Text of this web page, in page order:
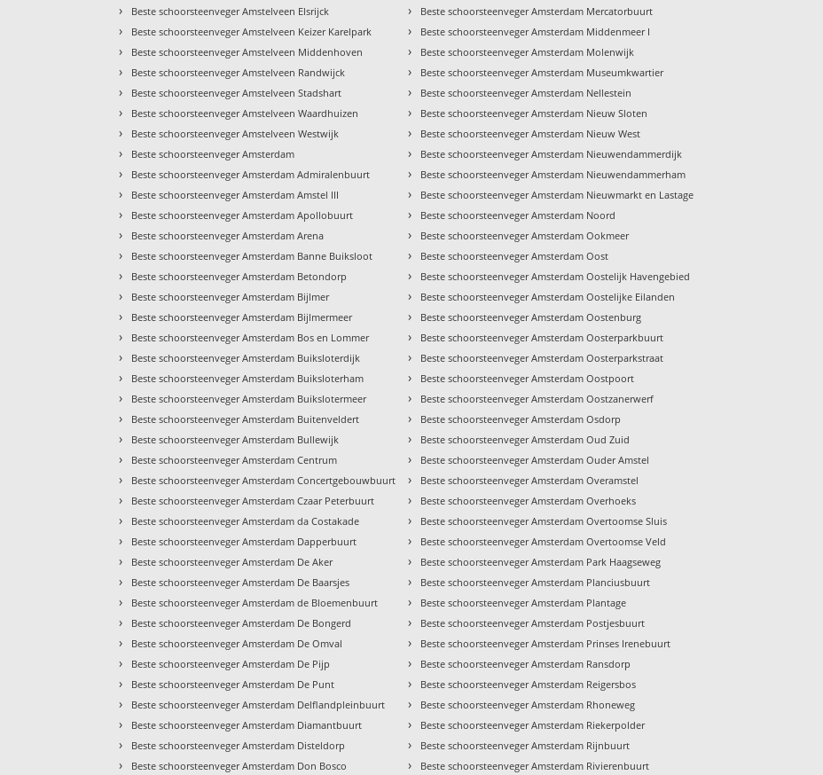
› Beste schoorsteenveger Amstelveen Elsrijck
› Beste schoorsteenveger Amstelveen Keizer Karelpark
› Beste schoorsteenveger Amstelveen Middenhoven
› Beste schoorsteenveger Amstelveen Randwijck
› Beste schoorsteenveger Amstelveen Stadshart
› Beste schoorsteenveger Amstelveen Waardhuizen
› Beste schoorsteenveger Amstelveen Westwijk
› Beste schoorsteenveger Amsterdam
› Beste schoorsteenveger Amsterdam Admiralenbuurt
› Beste schoorsteenveger Amsterdam Amstel III
› Beste schoorsteenveger Amsterdam Apollobuurt
› Beste schoorsteenveger Amsterdam Arena
› Beste schoorsteenveger Amsterdam Banne Buiksloot
› Beste schoorsteenveger Amsterdam Betondorp
› Beste schoorsteenveger Amsterdam Bijlmer
› Beste schoorsteenveger Amsterdam Bijlmermeer
› Beste schoorsteenveger Amsterdam Bos en Lommer
› Beste schoorsteenveger Amsterdam Buiksloterdijk
› Beste schoorsteenveger Amsterdam Buiksloterham
› Beste schoorsteenveger Amsterdam Buikslotermeer
› Beste schoorsteenveger Amsterdam Buitenveldert
› Beste schoorsteenveger Amsterdam Bullewijk
› Beste schoorsteenveger Amsterdam Centrum
› Beste schoorsteenveger Amsterdam Concertgebouwbuurt
› Beste schoorsteenveger Amsterdam Czaar Peterbuurt
› Beste schoorsteenveger Amsterdam da Costakade
› Beste schoorsteenveger Amsterdam Dapperbuurt
› Beste schoorsteenveger Amsterdam De Aker
› Beste schoorsteenveger Amsterdam De Baarsjes
› Beste schoorsteenveger Amsterdam de Bloemenbuurt
› Beste schoorsteenveger Amsterdam De Bongerd
› Beste schoorsteenveger Amsterdam De Omval
› Beste schoorsteenveger Amsterdam De Pijp
› Beste schoorsteenveger Amsterdam De Punt
› Beste schoorsteenveger Amsterdam Delflandpleinbuurt
› Beste schoorsteenveger Amsterdam Diamantbuurt
› Beste schoorsteenveger Amsterdam Disteldorp
› Beste schoorsteenveger Amsterdam Don Bosco
› Beste schoorsteenveger Amsterdam Mercatorbuurt
› Beste schoorsteenveger Amsterdam Middenmeer I
› Beste schoorsteenveger Amsterdam Molenwijk
› Beste schoorsteenveger Amsterdam Museumkwartier
› Beste schoorsteenveger Amsterdam Nellestein
› Beste schoorsteenveger Amsterdam Nieuw Sloten
› Beste schoorsteenveger Amsterdam Nieuw West
› Beste schoorsteenveger Amsterdam Nieuwendammerdijk
› Beste schoorsteenveger Amsterdam Nieuwendammerham
› Beste schoorsteenveger Amsterdam Nieuwmarkt en Lastage
› Beste schoorsteenveger Amsterdam Noord
› Beste schoorsteenveger Amsterdam Ookmeer
› Beste schoorsteenveger Amsterdam Oost
› Beste schoorsteenveger Amsterdam Oostelijk Havengebied
› Beste schoorsteenveger Amsterdam Oostelijke Eilanden
› Beste schoorsteenveger Amsterdam Oostenburg
› Beste schoorsteenveger Amsterdam Oosterparkbuurt
› Beste schoorsteenveger Amsterdam Oosterparkstraat
› Beste schoorsteenveger Amsterdam Oostpoort
› Beste schoorsteenveger Amsterdam Oostzanerwerf
› Beste schoorsteenveger Amsterdam Osdorp
› Beste schoorsteenveger Amsterdam Oud Zuid
› Beste schoorsteenveger Amsterdam Ouder Amstel
› Beste schoorsteenveger Amsterdam Overamstel
› Beste schoorsteenveger Amsterdam Overhoeks
› Beste schoorsteenveger Amsterdam Overtoomse Sluis
› Beste schoorsteenveger Amsterdam Overtoomse Veld
› Beste schoorsteenveger Amsterdam Park Haagseweg
› Beste schoorsteenveger Amsterdam Planciusbuurt
› Beste schoorsteenveger Amsterdam Plantage
› Beste schoorsteenveger Amsterdam Postjesbuurt
› Beste schoorsteenveger Amsterdam Prinses Irenebuurt
› Beste schoorsteenveger Amsterdam Ransdorp
› Beste schoorsteenveger Amsterdam Reigersbos
› Beste schoorsteenveger Amsterdam Rhoneweg
› Beste schoorsteenveger Amsterdam Riekerpolder
› Beste schoorsteenveger Amsterdam Rijnbuurt
› Beste schoorsteenveger Amsterdam Rivierenbuurt